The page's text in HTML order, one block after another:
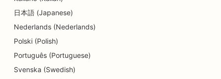
SEO a Delis számára
SEO fogászati klinikák számára
SEO a bőrradírozási szolgáltatásokhoz
SEO a részletek üzletei számára
日本語 (Japanese)
Nederlands (Nederlands)
Polski (Polish)
Português (Portuguese)
Svenska (Swedish)